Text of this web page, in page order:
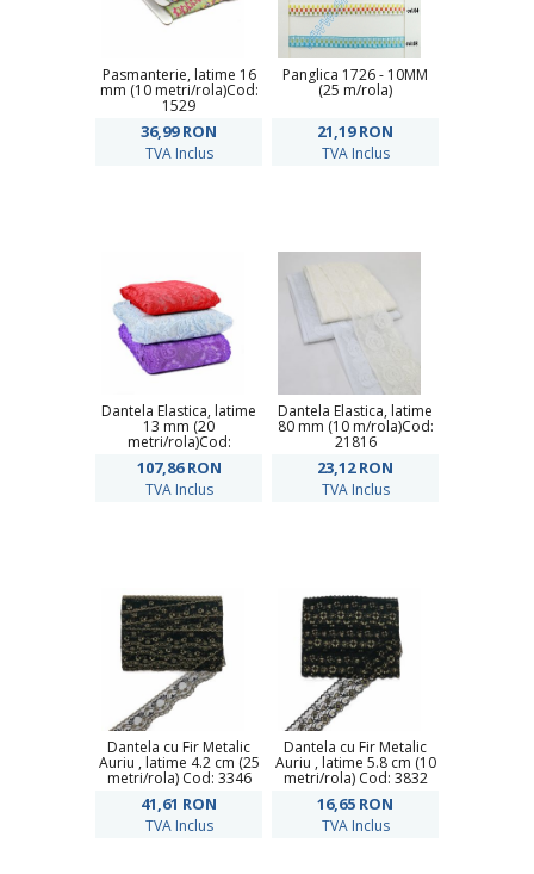
Pasmanterie, latime 16
mm (10 metri/rola)Cod:
1529
36,99RON
TVA Inclus
Panglica 1726 - 10MM
(25 m/rola)
21,19RON
TVA Inclus
Dantela Elastica, latime
13 mm (20
metri/rola)Cod:
107,86RON
TVA Inclus
Dantela Elastica, latime
80 mm (10 m/rola)Cod:
21816
23,12RON
TVA Inclus
Dantela cu Fir Metalic
Auriu , latime 4.2 cm (25
metri/rola) Cod: 3346
41,61 RON
TVA Inclus
Dantela cu Fir Metalic
Auriu , latime 5.8 cm (10
metri/rola) Cod: 3832
16,65 RON
TVA Inclus